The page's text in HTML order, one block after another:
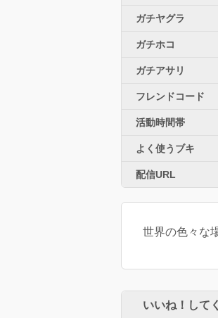
ガチヤグラ
ガチホコ
ガチアサリ
フレンドコード
活動時間帯
よく使うブキ
配信URL
世界の色々な
いいね！して